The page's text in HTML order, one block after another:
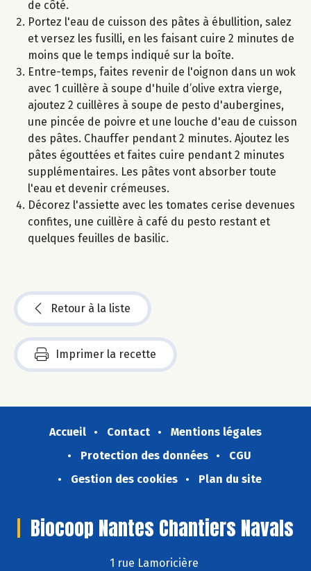
de côté.
Portez l'eau de cuisson des pâtes à ébullition, salez
et versez les fusilli, en les faisant cuire 2 minutes de
moins que le temps indiqué sur la boîte.
Entre-temps, faites revenir de l'oignon dans un wok
avec 1 cuillère à soupe d'huile d’olive extra vierge,
ajoutez 2 cuillères à soupe de pesto d'aubergines,
une pincée de poivre et une louche d'eau de cuisson
des pâtes. Chauffer pendant 2 minutes. Ajoutez les
pâtes égouttées et faites cuire pendant 2 minutes
supplémentaires. Les pâtes vont absorber toute
l'eau et devenir crémeuses.
Décorez l'assiette avec les tomates cerise devenues
confites, une cuillère à café du pesto restant et
quelques feuilles de basilic.
Retour à la liste
Imprimer la recette
Accueil Contact
Mentions légales
Protection des données
CGU
Gestion des cookies
Plan du site
Biocoop Nantes Chantiers Navals
1 rue Lamoricière